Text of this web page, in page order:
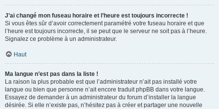
J’ai changé mon fuseau horaire et l’heure est toujours incorrecte !
Si vous êtes sûr d’avoir correctement paramétré votre fuseau horaire et que
l’heure est toujours incorrecte, il se peut que le serveur ne soit pas à l’heure.
Signalez ce problème à un administrateur.
Haut
Ma langue n’est pas dans la liste !
La raison la plus probable est que l’administrateur n’ait pas installé votre
langue ou bien que personne n’ait encore traduit phpBB dans votre langue.
Essayez de demander à un administrateur du forum d’installer la langue
désirée. Si elle n’existe pas, n’hésitez pas à créer et partager une nouvelle